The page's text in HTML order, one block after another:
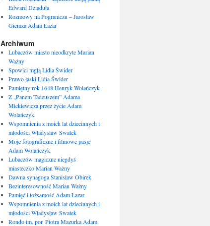
Edward Dziaduła
Rozmowy na Pograniczu – Jarosław
Giemza Adam Łazar
Archiwum
Lubaczów miasto nieodkryte Marian
Ważny
Spowici mgłą Lidia Świder
Prawo łaski Lidia Świder
Pamiętny rok 1648 Henryk Wolańczyk
Z „Panem Tadeuszem” Adama
Mickiewicza przez życie Adam
Wolańczyk
Wspomnienia z moich lat dziecinnych i
młodości Władyslaw Swatek
Moje fotograficzne i filmowe pasje
Adam Wolańczyk
Lubaczów magiczne niegdyś
miasteczko Marian Ważny
Dawna synagoga Stanisław Obirek
Bezinteresowność Marian Ważny
Pamięć i tożsamość Adam Łazar
Wspomnienia z moich lat dziecinnych i
młodości Władysław Swatek
Rondo im. por. Piotra Mazurka Adam